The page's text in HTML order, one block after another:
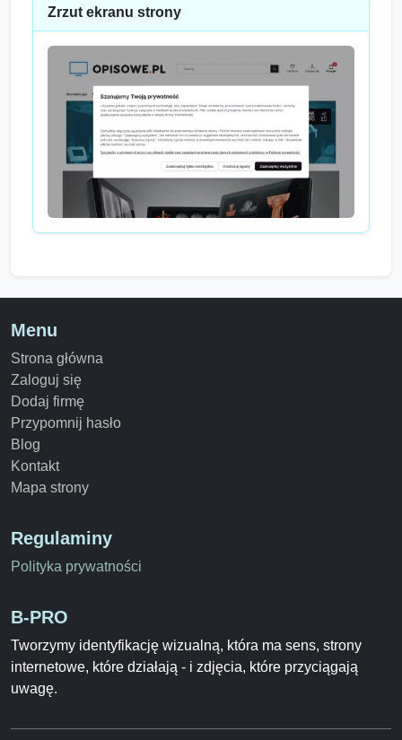
Zrzut ekranu strony
Menu
Strona główna
Zaloguj się
Dodaj firmę
Przypomnij hasło
Blog
Kontakt
Mapa strony
Regulaminy
Polityka prywatności
B-PRO
Tworzymy identyfikację wizualną, która ma sens, strony
internetowe, które działają - i zdjęcia, które przyciągają
uwagę.